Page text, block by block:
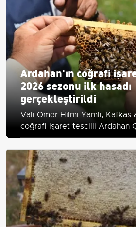
Ardahan'ın coğrafi
2026 sezonu ilk hasadı
gerçekleştirildi
Vali Ömer Hilmi Yamlı, Kafkas
coğrafi işaret tescilli Ardahan
ilk hasadına katıldı,